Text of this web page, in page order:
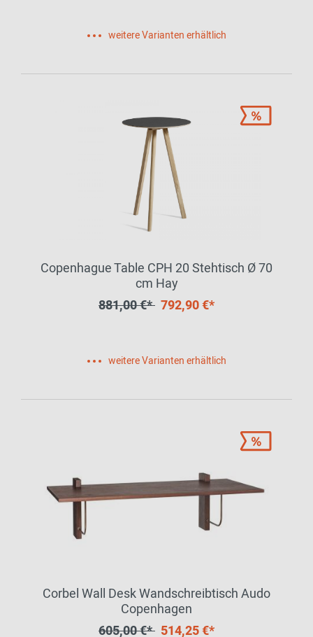
weitere Varianten erhältlich
Copenhague Table CPH 20 Stehtisch Ø 70
cm Hay
881,00 €* 792,90 €*
weitere Varianten erhältlich
Corbel Wall Desk Wandschreibtisch Audo
Copenhagen
605,00 €* 514,25 €*